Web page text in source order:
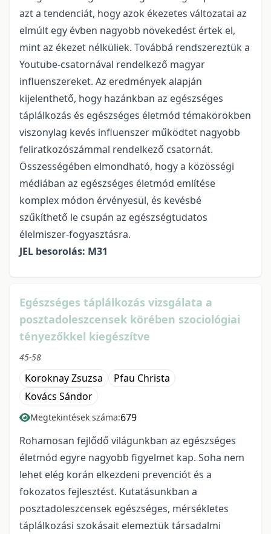
azt a tendenciát, hogy azok ékezetes változatai az
elmúlt egy évben nagyobb növekedést értek el,
mint az ékezet nélküliek. Továbbá rendszereztük a
Youtube-csatornával rendelkező magyar
influenszereket. Az eredmények alapján
kijelenthető, hogy hazánkban az egészséges
táplálkozás és egészséges életmód témakörökben
viszonylag kevés influenszer működtet nagyobb
feliratkozószámmal rendelkező csatornát.
Összességében elmondható, hogy a közösségi
médiában az egészséges életmód említése
komplex módon érvényesül, és kevésbé
szűkíthető le csupán az egészségtudatos
élelmiszer-fogyasztásra.
JEL besorolás: M31
Egészséges táplálkozás vizsgálata a
posztadoleszcensek körében szociológiai
tényezőkkel kiegészítve
45-58
Koroknay Zsuzsa
Pfau Christa
Kovács Sándor
Megtekintések száma:679
Rohamosan fejlődő világunkban az egészséges
életmód egyre nagyobb figyelmet kap. Soha nem
lehet elég korán elkezdeni prevenciót és a
fokozatos fejlesztést. Kutatásunkban a
posztadoleszcensek egészséges, mérsékletes
táplálkozási szokásait elemeztük társadalmi